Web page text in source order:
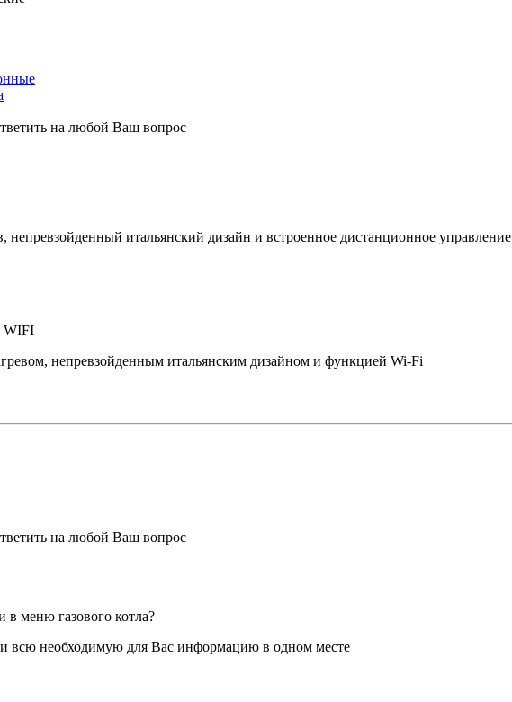
на любой Ваш вопрос
итальянский дизайн и встроенное дистанционное управление
WIFI
непревзойденным итальянским дизайном и функцией Wi-Fi
на любой Ваш вопрос
в меню газового котла?
всю необходимую для Вас информацию в одном месте